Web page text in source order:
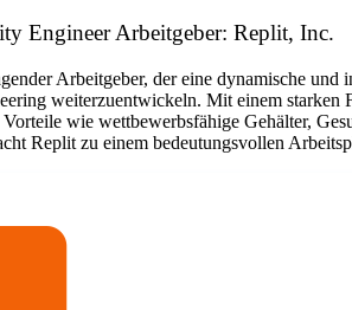
Engineer Arbeitgeber: Replit, Inc.
Arbeitgeber, der eine dynamische
weiterzuentwickeln. Mit einem starken
wie wettbewerbsfähige Gehälter,
Replit zu einem bedeutungsvollen